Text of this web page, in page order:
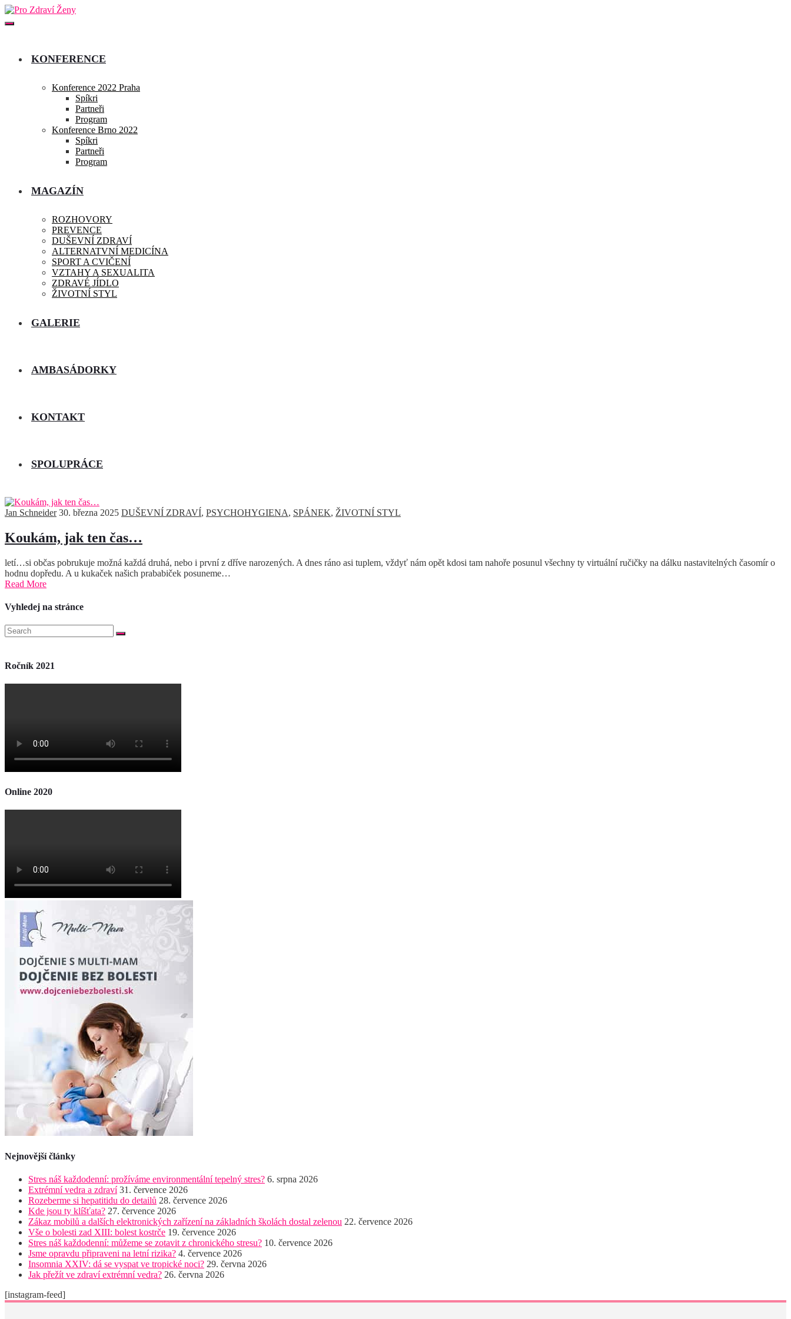
KONFERENCE
Konference 2022 Praha
Spíkri
Partneři
Program
Konference Brno 2022
Spíkri
Partneři
Program
MAGAZÍN
ROZHOVORY
PREVENCE
DUŠEVNÍ ZDRAVÍ
ALTERNATVNÍ MEDICÍNA
SPORT A CVIČENÍ
VZTAHY A SEXUALITA
ZDRAVÉ JÍDLO
ŽIVOTNÍ STYL
GALERIE
AMBASÁDORKY
KONTAKT
SPOLUPRÁCE
Jan Schneider 30. března 2025 DUŠEVNÍ ZDRAVÍ, PSYCHOHYGIENA, SPÁNEK, ŽIVOTNÍ STYL
Koukám, jak ten čas…
letí…si občas pobrukuje možná každá druhá, nebo i první z dříve narozených. A dnes ráno asi tuplem, vždyť nám opět kdosi tam nahoře posunul všechny ty virtuální ručičky na dálku nastavitelných časomír o
hodnu dopředu. A u kukaček našich prababiček posuneme…
Read More
Vyhledej na stránce
Ročník 2021
Online 2020
Nejnovější články
Stres náš každodenní: prožíváme environmentální tepelný stres? 6. srpna 2026
Extrémní vedra a zdraví 31. července 2026
Rozeberme si hepatitidu do detailů 28. července 2026
Kde jsou ty klíšťata? 27. července 2026
Zákaz mobilů a dalších elektronických zařízení na základních školách dostal zelenou 22. července 2026
Vše o bolesti zad XIII: bolest kostrče 19. července 2026
Stres náš každodenní: můžeme se zotavit z chronického stresu? 10. července 2026
Jsme opravdu připraveni na letní rizika? 4. července 2026
Insomnia XXIV: dá se vyspat ve tropické noci? 29. června 2026
Jak přežít ve zdraví extrémní vedra? 26. června 2026
[instagram-feed]